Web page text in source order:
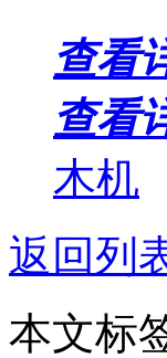
查看
查看
木机
返回列
本文标